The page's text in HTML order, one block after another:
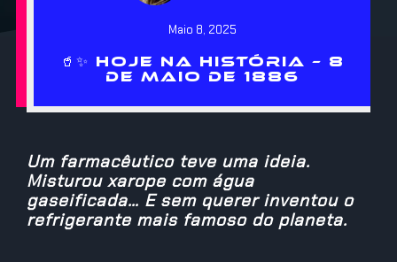
Maio 8, 2025
🥤✨ HOJE NA HISTÓRIA – 8
DE MAIO DE 1886
Um farmacêutico teve uma ideia.
Misturou xarope com água
gaseificada… E sem querer inventou o
refrigerante mais famoso do planeta.